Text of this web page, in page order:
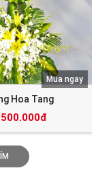
Hoa Tang
Mua ngay